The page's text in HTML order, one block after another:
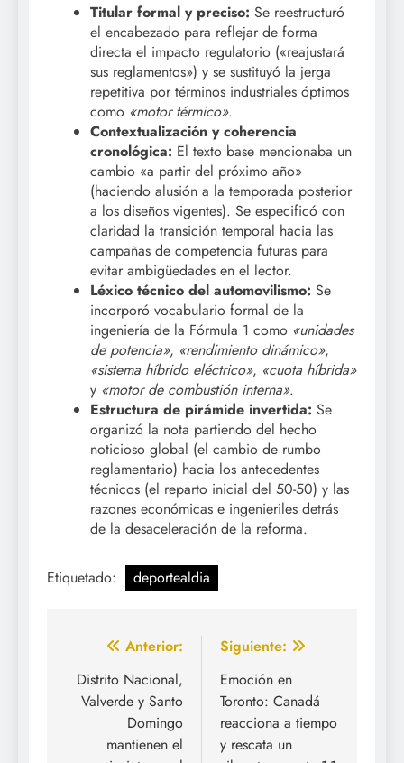
Titular formal y preciso: Se reestructuró
el encabezado para reflejar de forma
directa el impacto regulatorio («reajustará
sus reglamentos») y se sustituyó la jerga
repetitiva por términos industriales óptimos
como «motor térmico».
Contextualización y coherencia
cronológica: El texto base mencionaba un
cambio «a partir del próximo año»
(haciendo alusión a la temporada posterior
a los diseños vigentes). Se especificó con
claridad la transición temporal hacia las
campañas de competencia futuras para
evitar ambigüedades en el lector.
Léxico técnico del automovilismo: Se
incorporó vocabulario formal de la
ingeniería de la Fórmula 1 como «unidades
de potencia», «rendimiento dinámico»,
«sistema híbrido eléctrico», «cuota híbrida»
y «motor de combustión interna».
Estructura de pirámide invertida: Se
organizó la nota partiendo del hecho
noticioso global (el cambio de rumbo
reglamentario) hacia los antecedentes
técnicos (el reparto inicial del 50-50) y las
razones económicas e ingenieriles detrás
de la desaceleración de la reforma.
Etiquetado: deportealdia
Navegación
de
entradas
Anterior:
Distrito Nacional,
Valverde y Santo
Domingo
mantienen el
Siguiente:
Emoción en
Toronto: Canadá
reacciona a tiempo
y rescata un